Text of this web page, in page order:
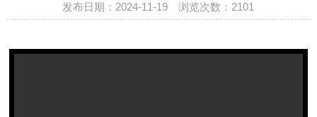
发布日期：2024-11-19 浏览次数：2101